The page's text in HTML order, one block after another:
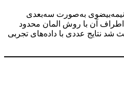
به‌صورت سه‌بعدی
آن با روش المان محدود
نتایج عددی با داده‌های تجربی